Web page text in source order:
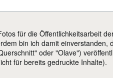
für die Öffentlichkeitsarbeit
bin ich damit einverstanden,
oder "Olave")
für bereits gedruckte Inhalte).